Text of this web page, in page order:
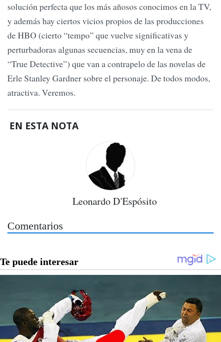
solución perfecta que los más añosos conocimos en la TV,
y además hay ciertos vicios propios de las producciones
de HBO (cierto “tempo” que vuelve significativas y
perturbadoras algunas secuencias, muy en la vena de
“True Detective”) que van a contrapelo de las novelas de
Erle Stanley Gardner sobre el personaje. De todos modos,
atractiva. Veremos.
EN ESTA NOTA
Leonardo D'Espósito
Comentarios